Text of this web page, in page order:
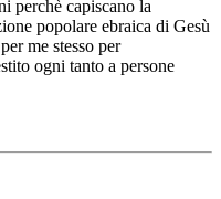
perchè capiscano la
popolare ebraica di Gesù
me stesso per
ogni tanto a persone